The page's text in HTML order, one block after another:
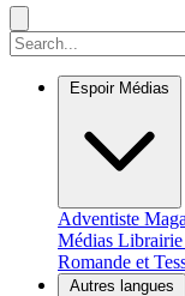
Espoir Médias
Adventiste
Médias Librairie
Romande et
Autres langues